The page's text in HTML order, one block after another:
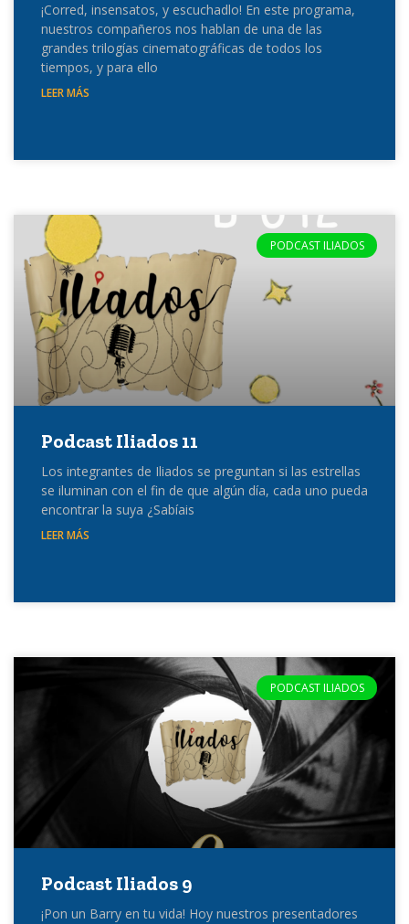
¡Corred, insensatos, y escuchadlo! En este programa,
nuestros compañeros nos hablan de una de las
grandes trilogías cinematográficas de todos los
tiempos, y para ello
LEER MÁS
PODCAST ILIADOS
Podcast Iliados 11
Los integrantes de Iliados se preguntan si las estrellas
se iluminan con el fin de que algún día, cada uno pueda
encontrar la suya ¿Sabíais
LEER MÁS
PODCAST ILIADOS
Podcast Iliados 9
¡Pon un Barry en tu vida! Hoy nuestros presentadores